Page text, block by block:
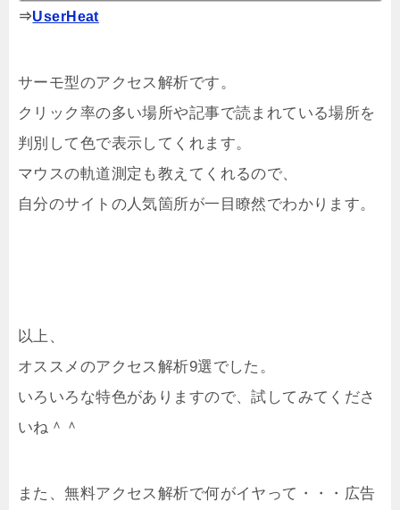
⇒UserHeat
サーモ型のアクセス解析です。
クリック率の多い場所や記事で読まれている場所を
判別して色で表示してくれます。
マウスの軌道測定も教えてくれるので、
自分のサイトの人気箇所が一目瞭然でわかります。
以上、
オススメのアクセス解析9選でした。
いろいろな特色がありますので、試してみてくださ
いね＾＾
また、無料アクセス解析で何がイヤって・・・広告